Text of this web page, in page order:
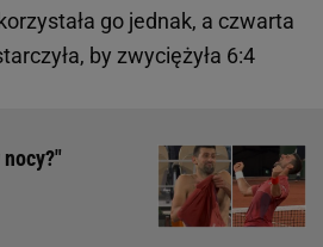
go jednak, a czwarta
by zwyciężyła 6:4